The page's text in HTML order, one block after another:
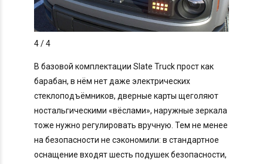
4/ 4
В базовой комплектации Slate Truck прост как
барабан, в нём нет даже электрических
стеклоподъёмников, дверные карты щеголяют
ностальгическими «вёслами», наружные зеркала
тоже нужно регулировать вручную. Тем не менее
на безопасности не сэкономили: в стандартное
оснащение входят шесть подушек безопасности,